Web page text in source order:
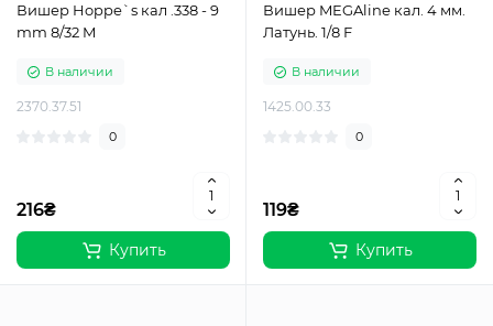
Вишер Hoppe`s кал .338 - 9
mm 8/32 M
В наличии
2370.37.51
0
216₴
Купить
Вишер MEGAline кал. 4 мм.
Латунь. 1/8 F
В наличии
1425.00.33
0
119₴
Купить